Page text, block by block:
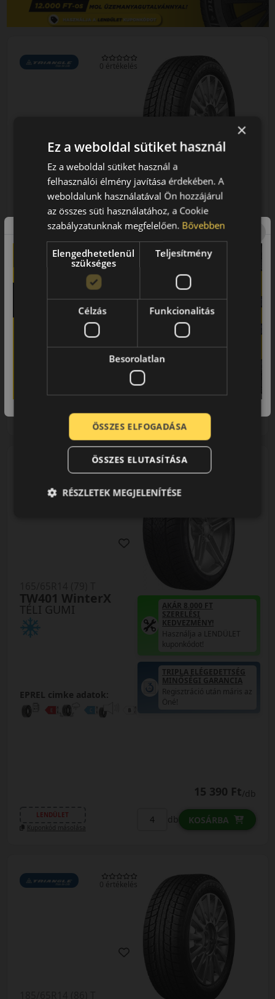
0 értékelés
TÉLI GUMI
TR777 Snowlink XL
175/65R14 (86) T
EPREL cimke adatok:
AKÁR 8.000 FT
SZERELÉSI
KEDVEZMÉNY!
Használja a LENDÜLET
TRIPLA ELÉGEDETTSÉG
Öné!
Kuponkód másolása
db KOSÁRBA
0 értékelés
TÉLI GUMI
TW401 WinterX
EPREL cimke adatok:
AKÁR 8.000 FT
SZERELÉSI
KEDVEZMÉNY!
Használja a LENDÜLET
kuponkódot!
TRIPLA ELÉGEDETTSÉG
MINŐSÉGI GARANCIA
Regisztráció után máris az
Öné!
15 390 Ft/db
LENDÜLET
Kuponkód másolása
db KOSÁRBA
0 értékelés
×
Ez a weboldal sütiket használ
Ez a weboldal sütiket használ a
felhasználói élmény javítása érdekében. A
weboldalunk használatával Ön hozzájárul
az összes süti használatához, a Cookie
szabályzatunknak megfelelően. Bővebben
Elengedhetetlenül
szükséges
Teljesítmény
Célzás Funkcionalitás
Besorolatlan
ÖSSZES ELFOGADÁSA
ÖSSZES ELUTASÍTÁSA
RÉSZLETEK MEGJELENÍTÉSE